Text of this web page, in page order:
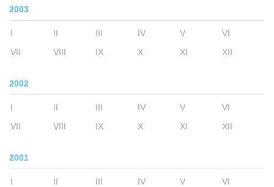
2003
I II III IV V
VI
VII
VIII IX X XI XII
2002
I II III IV V
VI
VII
VIII IX X XI XII
2001
I II III IV V
VI